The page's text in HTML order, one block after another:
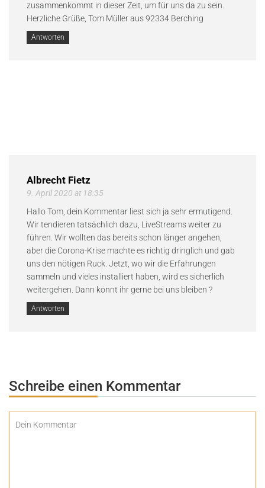
zusammenkommt in dieser Zeit, um für uns da zu sein.
Herzliche Grüße, Tom Müller aus 92334 Berching
Antworten
Albrecht Fietz
9. April 2020 at 18:35
Hallo Tom, dein Kommentar liest sich ja sehr ermutigend.
Wir tendieren tatsächlich dazu, LiveStreams weiter zu
führen. Wir wollten das bereits schon länger angehen,
aber die Corona-Krise machte es richtig dringlich und gab
uns den nötigen Ruck. Jetzt, wo wir die Erfahrungen
sammeln und vieles installiert haben, wird es sicherlich
weitergehen. Dann könnt ihr gerne bei uns bleiben ?
Antworten
Schreibe einen Kommentar